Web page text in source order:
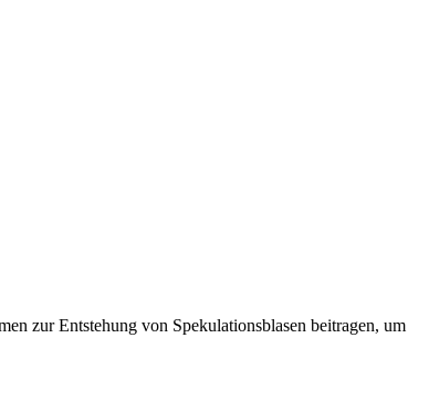
zur Entstehung von Spekulationsblasen beitragen, um